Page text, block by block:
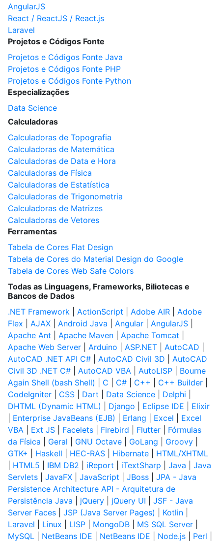
AngularJS
React / ReactJS / React.js
Laravel
Projetos e Códigos Fonte
Projetos e Códigos Fonte Java
Projetos e Códigos Fonte PHP
Projetos e Códigos Fonte Python
Especializações
Data Science
Calculadoras
Calculadoras de Topografia
Calculadoras de Matemática
Calculadoras de Data e Hora
Calculadoras de Física
Calculadoras de Estatística
Calculadoras de Trigonometria
Calculadoras de Matrizes
Calculadoras de Vetores
Ferramentas
Tabela de Cores Flat Design
Tabela de Cores do Material Design do Google
Tabela de Cores Web Safe Colors
Todas as Linguagens, Frameworks, Biliotecas e
Bancos de Dados
.NET Framework
ActionScript Adobe AIR
Adobe
Flex
AJAX Android Java Angular AngularJS
Apache Ant
Apache Maven Apache Tomcat
Apache Web Server
Arduino ASP.NET AutoCAD
AutoCAD .NET API C#
AutoCAD Civil 3D
AutoCAD
Civil 3D .NET C#
AutoCAD VBA AutoLISP
Bourne
Again Shell (bash Shell)
C C# C++ C++ Builder
CodeIgniter
CSS Dart Data Science Delphi
DHTML (Dynamic HTML)
Django Eclipse IDE
Elixir
Enterprise JavaBeans (EJB) Erlang Excel
Excel
VBA
Ext JS Facelets Firebird Flutter
Fórmulas
da Física
Geral GNU Octave GoLang Groovy
GTK+
Haskell HEC-RAS Hibernate
HTML/XHTML
HTML5 IBM DB2 iReport iTextSharp Java
Java
Servlets
JavaFX JavaScript JBoss
JPA - Java
Persistence Architecture API - Arquitetura de
Persistência Java
jQuery jQuery UI
JSF - Java
Server Faces
JSP (Java Server Pages) Kotlin
Laravel
Linux LISP MongoDB MS SQL Server
MySQL
NetBeans IDE NetBeans IDE Node.js Perl